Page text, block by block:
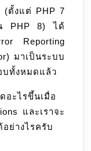
PHP 8) ได้
Reporting
มาเป็นระบบ
บทั้งหมดแล้ว
อะไรขึ้นเมื่อ
และเราจะ
ย่างไรครับ